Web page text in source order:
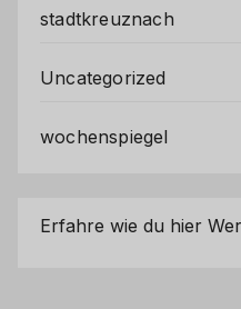
stadtkreuznach
Uncategorized
wochenspiegel
Erfahre wie du hier